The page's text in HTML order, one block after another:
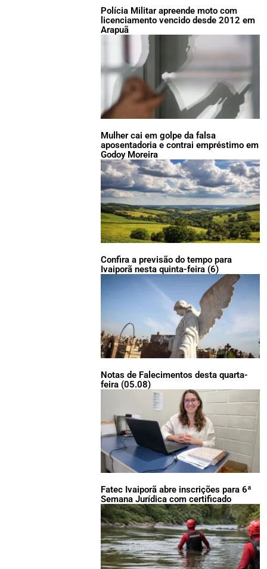
Polícia Militar apreende moto com
licenciamento vencido desde 2012 em
Arapuã
Mulher cai em golpe da falsa
aposentadoria e contrai empréstimo em
Godoy Moreira
Confira a previsão do tempo para
Ivaiporã nesta quinta-feira (6)
Notas de Falecimentos desta quarta-
feira (05.08)
Fatec Ivaiporã abre inscrições para 6ª
Semana Jurídica com certificado